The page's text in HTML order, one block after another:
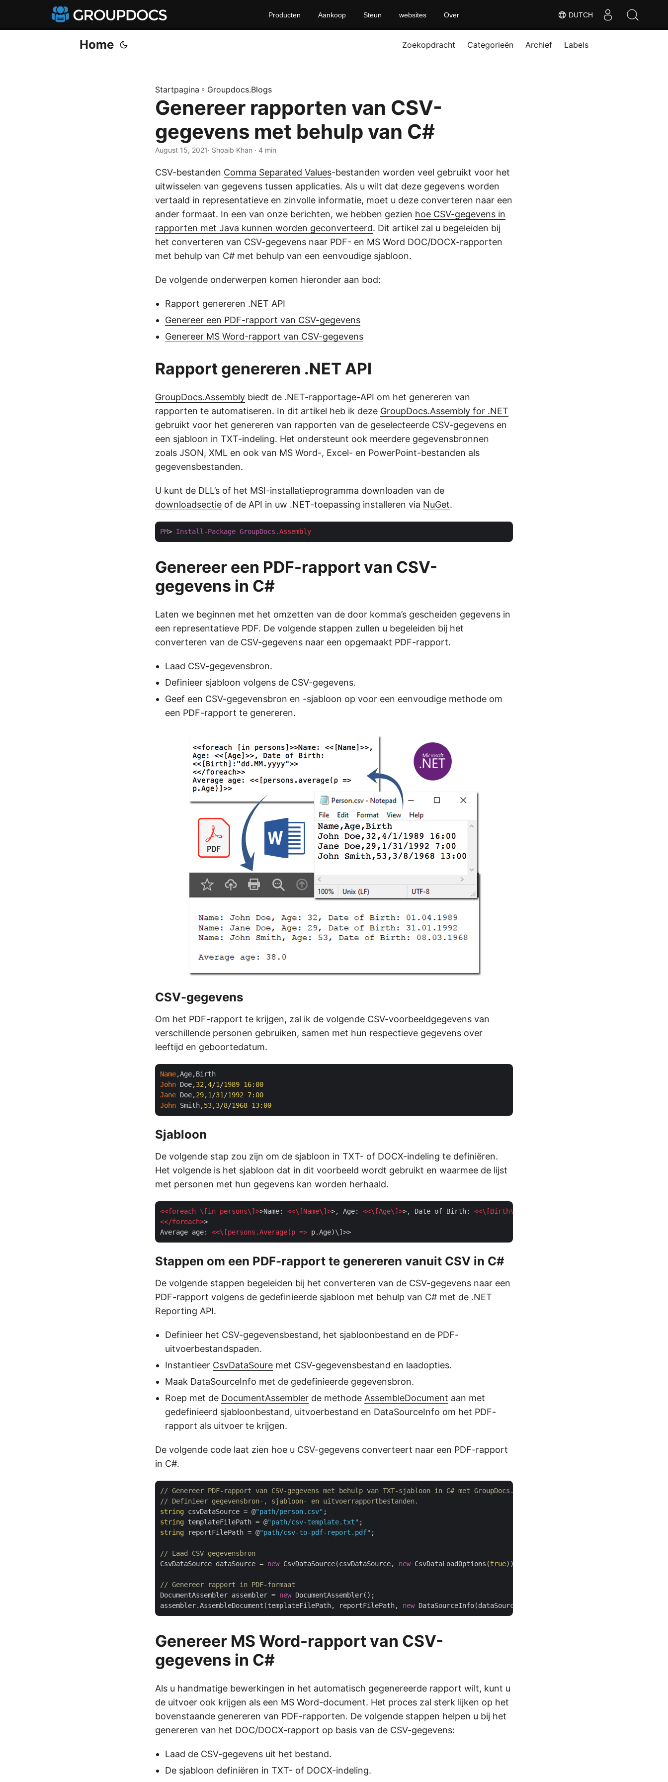
DUTCH
Producten Aankoop Steun websites Over
Home Zoekopdracht Categorieën Archief Labels
Startpagina » Groupdocs.Blogs
Genereer rapporten van CSV-
gegevens met behulp van C#
August 15, 2021· Shoaib Khan · 4 min
CSV-bestanden Comma Separated Values-bestanden worden veel gebruikt voor het
uitwisselen van gegevens tussen applicaties. Als u wilt dat deze gegevens worden
vertaald in representatieve en zinvolle informatie, moet u deze converteren naar een
ander formaat. In een van onze berichten, we hebben gezien hoe CSV-gegevens in
rapporten met Java kunnen worden geconverteerd. Dit artikel zal u begeleiden bij
het converteren van CSV-gegevens naar PDF- en MS Word DOC/DOCX-rapporten
met behulp van C# met behulp van een eenvoudige sjabloon.
De volgende onderwerpen komen hieronder aan bod:
Rapport genereren .NET API
Genereer een PDF-rapport van CSV-gegevens
Genereer MS Word-rapport van CSV-gegevens
Rapport genereren .NET API
GroupDocs.Assembly biedt de .NET-rapportage-API om het genereren van
rapporten te automatiseren. In dit artikel heb ik deze GroupDocs.Assembly for .NET
gebruikt voor het genereren van rapporten van de geselecteerde CSV-gegevens en
een sjabloon in TXT-indeling. Het ondersteunt ook meerdere gegevensbronnen
zoals JSON, XML en ook van MS Word-, Excel- en PowerPoint-bestanden als
gegevensbestanden.
U kunt de DLL’s of het MSI-installatieprogramma downloaden van de
downloadsectie of de API in uw .NET-toepassing installeren via NuGet.
PM> Install-Package GroupDocs .Assembly
Genereer een PDF-rapport van CSV-
gegevens in C#
Laten we beginnen met het omzetten van de door komma’s gescheiden gegevens in
een representatieve PDF. De volgende stappen zullen u begeleiden bij het
converteren van de CSV-gegevens naar een opgemaakt PDF-rapport.
Laad CSV-gegevensbron.
Definieer sjabloon volgens de CSV-gegevens.
Geef een CSV-gegevensbron en -sjabloon op voor een eenvoudige methode om
een PDF-rapport te genereren.
CSV-gegevens
Om het PDF-rapport te krijgen, zal ik de volgende CSV-voorbeeldgegevens van
verschillende personen gebruiken, samen met hun respectieve gegevens over
leeftijd en geboortedatum.
Name
John Doe,32 ,4/1 /1989 16: 00
Jane Doe,29,1 /31 /1992 7: 00
John Smith,53,3/8/1968 13: 00
Sjabloon
De volgende stap zou zijn om de sjabloon in TXT- of DOCX-indeling te definiëren.
Het volgende is het sjabloon dat in dit voorbeeld wordt gebruikt en waarmee de lijst
met personen met hun gegevens kan worden herhaald.
<<foreach \[in persons\]>>Name: <<\[Name\]>>, Age: <<\[Age\]>>, Date of Birth: <<\[Birth\]
<</foreach>>
Average age: <<\[persons.Average(p =>
Stappen om een PDF-rapport te genereren vanuit CSV in C#
De volgende stappen begeleiden bij het converteren van de CSV-gegevens naar een
PDF-rapport volgens de gedefinieerde sjabloon met behulp van C# met de .NET
Reporting API.
Definieer het CSV-gegevensbestand, het sjabloonbestand en de PDF-
uitvoerbestandspaden.
Instantieer CsvDataSoure met CSV-gegevensbestand en laadopties.
Maak DataSourceInfo met de gedefinieerde gegevensbron.
Roep met de DocumentAssembler de methode AssembleDocument aan met
gedefinieerd sjabloonbestand, uitvoerbestand en DataSourceInfo om het PDF-
rapport als uitvoer te krijgen.
De volgende code laat zien hoe u CSV-gegevens converteert naar een PDF-rapport
in C#.
// Genereer PDF-rapport van CSV-gegevens met behulp van TXT-sjabloon in C# met GroupDocs.Assembly API
// Definieer gegevensbron-, sjabloon- en uitvoerrapportbestanden.
string csvDataSource = @"path/person.csv"
string templateFilePath = @"path/csv-template.txt"
string reportFilePath = @"path/csv-to-pdf-report.pdf" ;
// Laad CSV-gegevensbron
CsvDataSource dataSource = new CsvDataSource(csvDataSource, new CsvDataLoadOptions(true));
// Genereer rapport in PDF-formaat
DocumentAssembler assembler = new DocumentAssembler();
assembler.AssembleDocument(templateFilePath, reportFilePath, new DataSourceInfo(dataSource,
Genereer MS Word-rapport van CSV-
gegevens in C#
Als u handmatige bewerkingen in het automatisch gegenereerde rapport wilt, kunt u
de uitvoer ook krijgen als een MS Word-document. Het proces zal sterk lijken op het
bovenstaande genereren van PDF-rapporten. De volgende stappen helpen u bij het
genereren van het DOC/DOCX-rapport op basis van de CSV-gegevens:
Laad de CSV-gegevens uit het bestand.
De sjabloon definiëren in TXT- of DOCX-indeling.